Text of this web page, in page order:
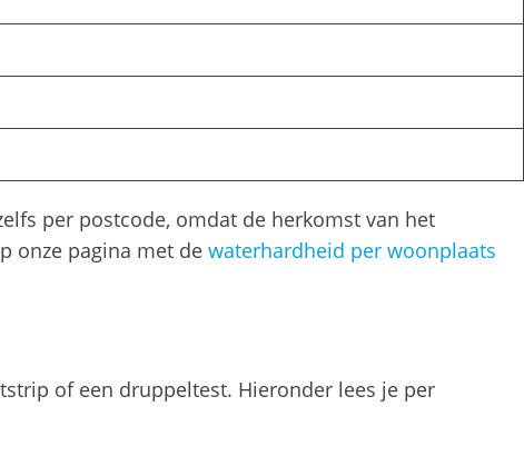
per postcode, omdat de herkomst van het
onze pagina met de waterhardheid per woonplaats
of een druppeltest. Hieronder lees je per